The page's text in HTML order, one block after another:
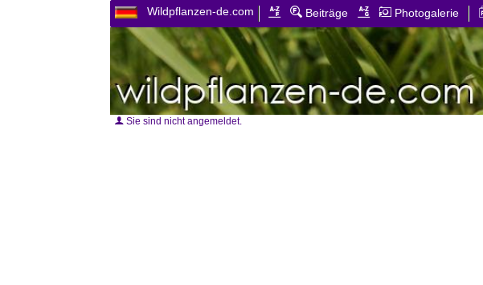
Wildpflanzen-de.com Beiträge Photogalerie
Sie sind nicht angemeldet.